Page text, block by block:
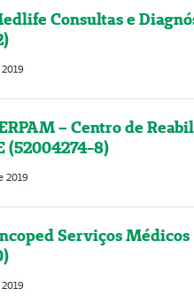
Consultas e
2019
– Centro de
(52004274-8)
2019
Serviços Médicos
2019